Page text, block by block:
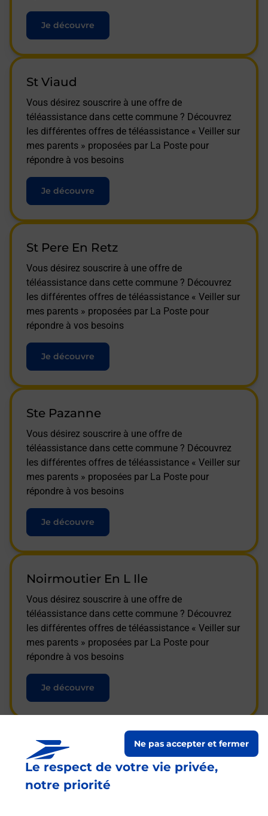
Le respect de votre vie privée,
notre priorité
Ne pas accepter et fermer
Je découvre
St Viaud
Vous désirez souscrire à une offre de
téléassistance dans cette commune ? Découvrez
les différentes offres de téléassistance « Veiller sur
mes parents » proposées par La Poste pour
répondre à vos besoins
Je découvre
St Pere En Retz
Vous désirez souscrire à une offre de
téléassistance dans cette commune ? Découvrez
les différentes offres de téléassistance « Veiller sur
mes parents » proposées par La Poste pour
répondre à vos besoins
Je découvre
Ste Pazanne
Vous désirez souscrire à une offre de
téléassistance dans cette commune ? Découvrez
les différentes offres de téléassistance « Veiller sur
mes parents » proposées par La Poste pour
répondre à vos besoins
Je découvre
Noirmoutier En L Ile
Vous désirez souscrire à une offre de
téléassistance dans cette commune ? Découvrez
les différentes offres de téléassistance « Veiller sur
mes parents » proposées par La Poste pour
répondre à vos besoins
Je découvre
Questions fréquemment
posées